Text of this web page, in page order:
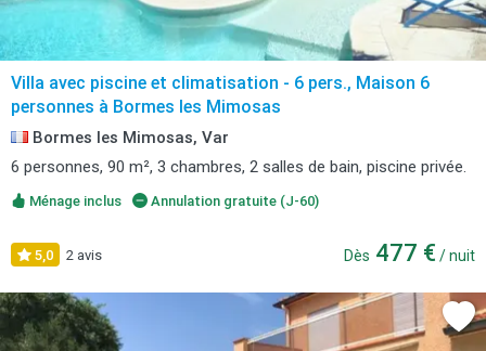
Villa avec piscine et climatisation - 6 pers., Maison 6
personnes à Bormes les Mimosas
Bormes les Mimosas, Var
6 personnes, 90 m², 3 chambres, 2 salles de bain, piscine privée.
Ménage inclus Annulation gratuite (J-60)
5,0 2 avis Dès 477 € / nuit